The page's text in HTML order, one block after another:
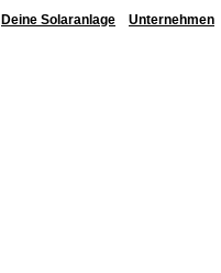
Deine Solaranlage
Unternehmen